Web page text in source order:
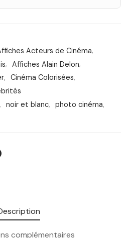
Acteurs de Cinéma,
, Affiches Alain Delon,
, Cinéma Colorisées,
, noir et blanc, photo cinéma,
complémentaires